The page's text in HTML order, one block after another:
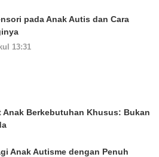
pada Anak Autis dan Cara
13:31
Anak Berkebutuhan Khusus: Bukan
Anak Autisme dengan Penuh